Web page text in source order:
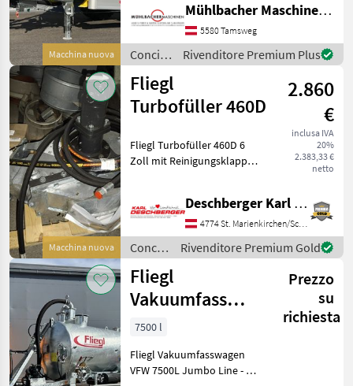
Macchina nuova
Fahrgestell - gekröpfte
Achse - zul. Gesamtgewicht
8.000kg (entspricht 7.000kg
Achslast zzgl. 1.000kg
Mühlbacher Maschinen GmbH
5580 Tamsweg
Concimazione
e
irrigazione
/ Fliegl
Rivenditore Premium Plus
Macchina nuova
Fliegl
Turbofüller 460D
2.860
€
inclusa IVA
20%
2.383,33 €
netto
Fliegl Turbofüller 460D 6
Zoll mit Reinigungsklappe
12/3500 mm / 15 mm
Leitung / SW: 27 / für
Schelle 20 mm,
Hydraulikschlauch N
Deschberger Karl Landtechnik GesmbH & Co KG
4774 St. Marienkirchen/Schärding
Concimazione
e
irrigazione
/ Fliegl
Rivenditore Premium Gold
Fliegl
Vakuumfass
7500l Jumbo
Line Güllefass
Prezzo
su
richiesta
7500 l
Fliegl Vakuumfasswagen
VFW 7500L Jumbo Line - 1-